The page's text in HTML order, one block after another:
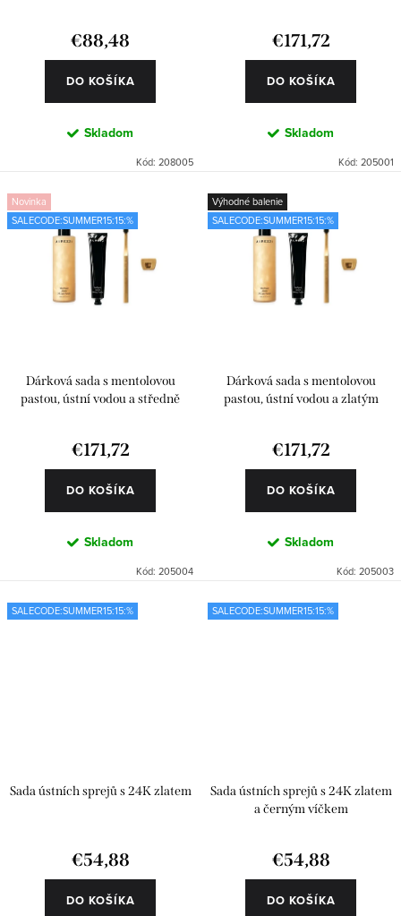
€88,48
DO KOŠÍKA
Skladom
Kód: 208005
€171,72
DO KOŠÍKA
Skladom
Kód: 205001
Novinka
SALECODE:SUMMER15:15:%
Dárková sada s mentolovou
pastou, ústní vodou a středně
€171,72
DO KOŠÍKA
Skladom
Kód: 205004
Výhodné balenie
SALECODE:SUMMER15:15:%
Dárková sada s mentolovou
pastou, ústní vodou a zlatým
€171,72
DO KOŠÍKA
Skladom
Kód: 205003
SALECODE:SUMMER15:15:%
Sada ústních sprejů s 24K zlatem
€54,88
DO KOŠÍKA
SALECODE:SUMMER15:15:%
Sada ústních sprejů s 24K zlatem
a černým víčkem
€54,88
DO KOŠÍKA